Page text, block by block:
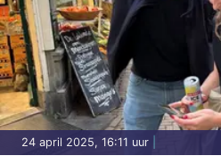
24 april 2025, 16:11 uur